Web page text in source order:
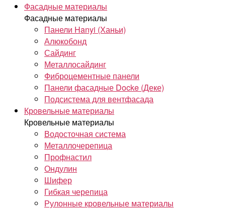
Фасадные материалы
Фасадные материалы
Панели Hanyi (Ханьи)
Алюкобонд
Сайдинг
Металлосайдинг
Фиброцементные панели
Панели фасадные Docke (Деке)
Подсистема для вентфасада
Кровельные материалы
Кровельные материалы
Водосточная система
Металлочерепица
Профнастил
Ондулин
Шифер
Гибкая черепица
Рулонные кровельные материалы